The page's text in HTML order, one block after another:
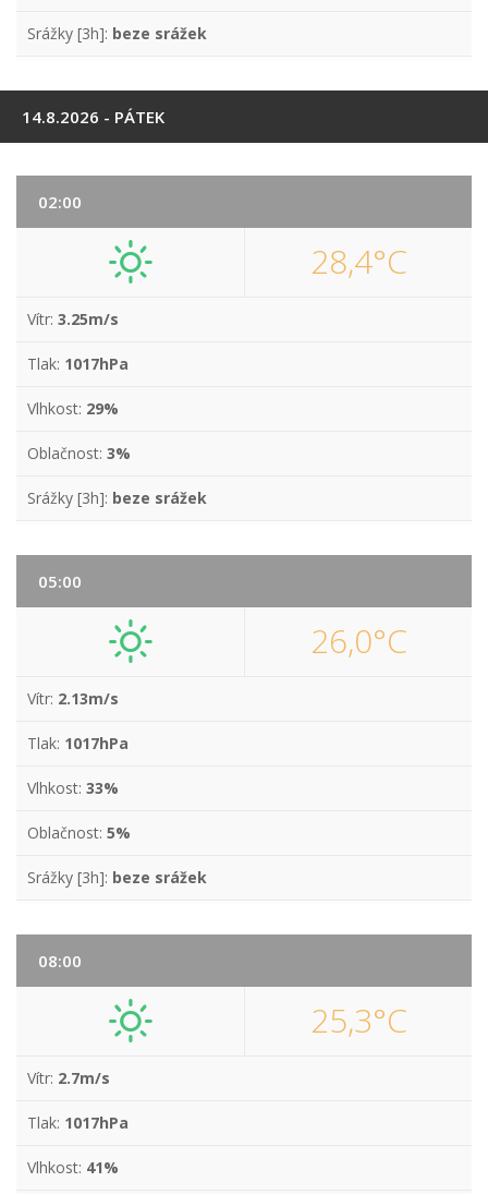
Srážky [3h]: beze srážek
14.8.2026 - PÁTEK
02:00
28,4°C
Vítr: 3.25m/s
Tlak: 1017hPa
Vlhkost: 29%
Oblačnost: 3%
Srážky [3h]: beze srážek
05:00
26,0°C
Vítr: 2.13m/s
Tlak: 1017hPa
Vlhkost: 33%
Oblačnost: 5%
Srážky [3h]: beze srážek
08:00
25,3°C
Vítr: 2.7m/s
Tlak: 1017hPa
Vlhkost: 41%